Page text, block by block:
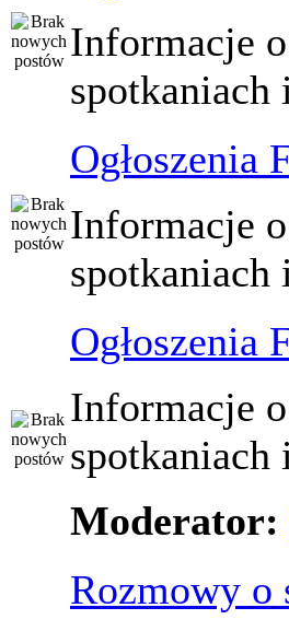
Informacje
spotkaniach
Ogłoszenia
Informacje
spotkaniach
Ogłoszenia
Informacje
spotkaniach
Moderator:
Rozmowy o